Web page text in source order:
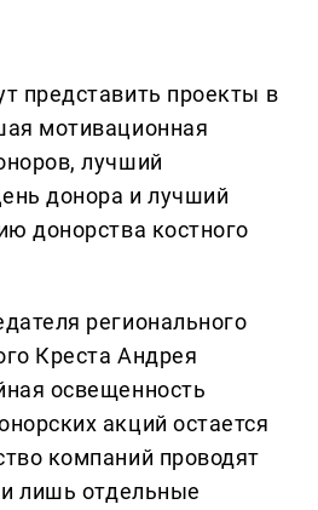
представить проекты в
мотивационная
лучший
донора и лучший
донорства костного
регионального
Креста Андрея
освещенность
акций остается
компаний проводят
лишь отдельные